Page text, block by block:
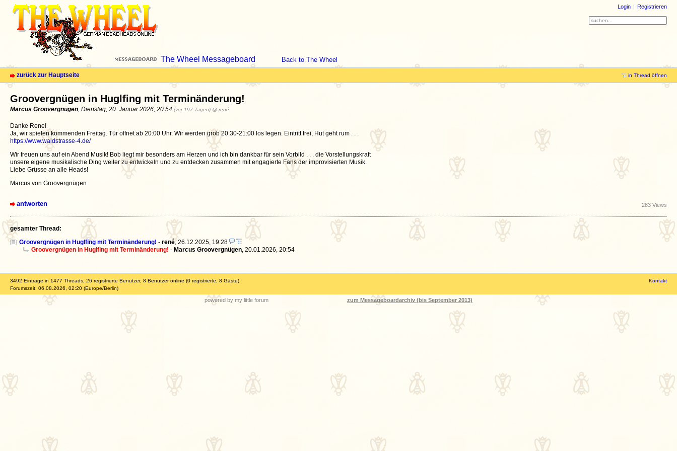
The Wheel Messageboard Back to The Wheel
Login Registrieren
zurück zur Hauptseite in Thread öffnen
Groovergnügen in Huglfing mit Terminänderung!
Marcus Groovergnügen , Dienstag, 20. Januar 2026, 20:54 (vor 197 Tagen) @ rené
Danke Rene!
Ja, wir spielen kommenden Freitag. Tür offnet ab 20:00 Uhr. Wir werden grob 20:30-21:00 los legen. Eintritt frei, Hut geht rum . . .
https://www.waldstrasse-4.de/
Wir freuen uns auf ein Abend Musik! Bob liegt mir besonders am Herzen und ich bin dankbar für sein Vorbild . . . die Vorstellungskraft
unsere eigene musikalische Ding weiter zu entwickeln und zu entdecken zusammen mit engagierte Fans der improvisierten Musik.
Liebe Grüsse an alle Heads!
Marcus von Groovergnügen
antworten 283 Views
gesamter Thread:
Groovergnügen in Huglfing mit Terminänderung! - rené,26.12.2025, 19:28
Groovergnügen in Huglfing mit Terminänderung! - Marcus Groovergnügen 20.01.2026, 20:54
3492 Einträge in 1477 Threads, 26 registrierte Benutzer, 8 Benutzer online (0 registrierte, 8 Gäste)
Forumszeit: 06.08.2026, 02:20 (Europe/Berlin)
Kontakt
powered by my little forum zum Messageboardarchiv (bis September 2013)